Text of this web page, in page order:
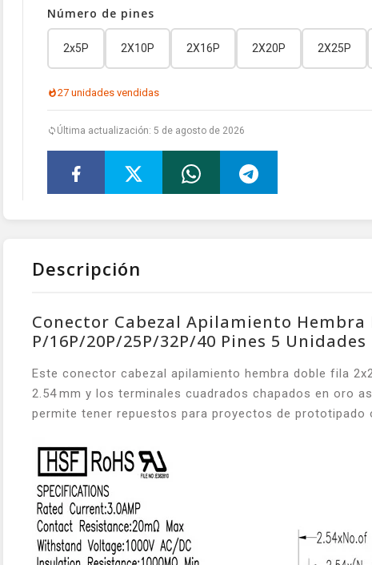
Número de pines
2x5P 2X10P 2X16P 2X20P 2X25P
27 unidades vendidas
Última actualización: 5 de agosto de 2026
Descripción
Conector Cabezal Apilamiento Hembra
P/16P/20P/25P/32P/40 Pines 5 Unidades
Este conector cabezal apilamiento hembra doble fila
2.54 mm y los terminales cuadrados chapados en oro
permite tener repuestos para proyectos de prototipado